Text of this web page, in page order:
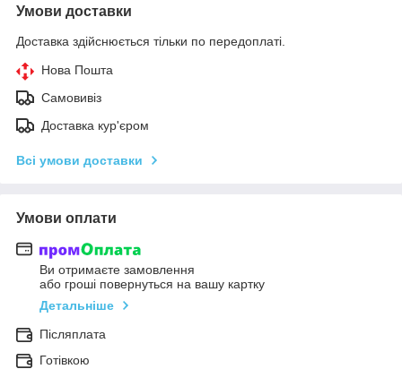
Умови доставки
Доставка здійснюється тільки по передоплаті.
Нова Пошта
Самовивіз
Доставка кур'єром
Всі умови доставки
Умови оплати
Ви отримаєте замовлення
або гроші повернуться на вашу картку
Детальніше
Післяплата
Готівкою